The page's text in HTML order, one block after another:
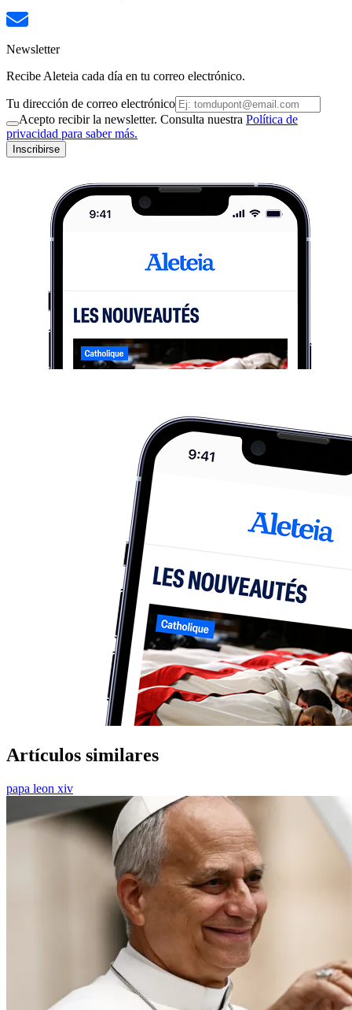
Newsletter
Recibe Aleteia cada día en tu correo electrónico.
Tu dirección de correo electrónico
Acepto recibir la newsletter. Consulta nuestra Política de
privacidad para saber más.
Inscribirse
Artículos similares
papa leon xiv